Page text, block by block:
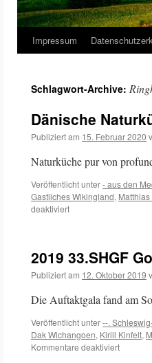
Zum
springen
Impressum
Schlagwort-Archive:
Dänische
Publiziert am 15. Februar 2020
Naturküche pur von
Veröffentlicht unter- aus den
Gastliches Wikingland,
deaktiviertfür
die
Schleswig-
Holsteiner
Gourmets
2019 33.SHGF
Publiziert am 12. Oktober 2019
Die Auftaktgala fand am
Veröffentlicht unter--.
Dak Wichangoen, Kirill Kinfelt,
Kommentare deaktiviertfür